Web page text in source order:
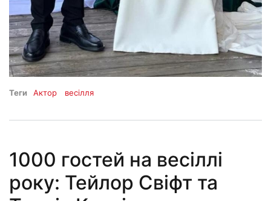
Теги Актор весілля
1000 гостей на весіллі
року: Тейлор Свіфт та